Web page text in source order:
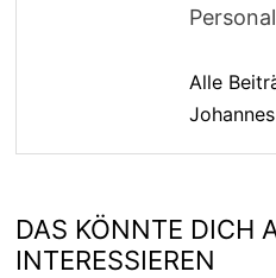
Alle
DAS KÖNNTE DICH
INTERESSIEREN